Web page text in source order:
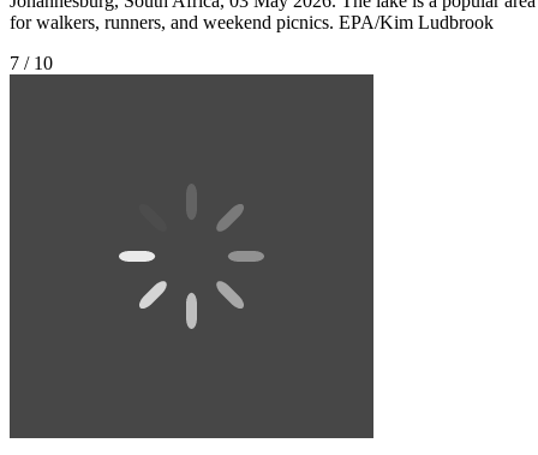
for walkers, runners, and weekend picnics. EPA/Kim Ludbrook
7 / 10